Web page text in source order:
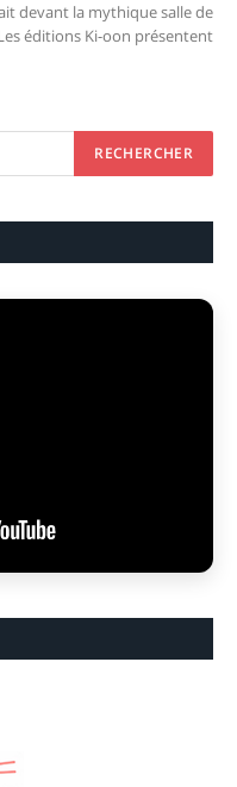
devant la mythique salle de
éditions Ki-oon présentent